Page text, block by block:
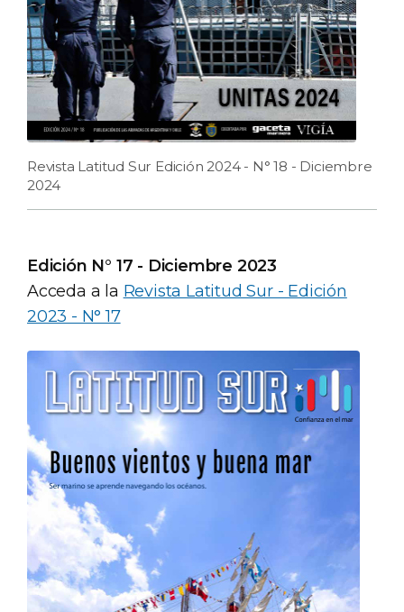
Revista Latitud Sur Edición 2024 - N° 18 - Diciembre
2024
Edición N° 17 - Diciembre 2023
Acceda a la Revista Latitud Sur - Edición
2023 - N° 17